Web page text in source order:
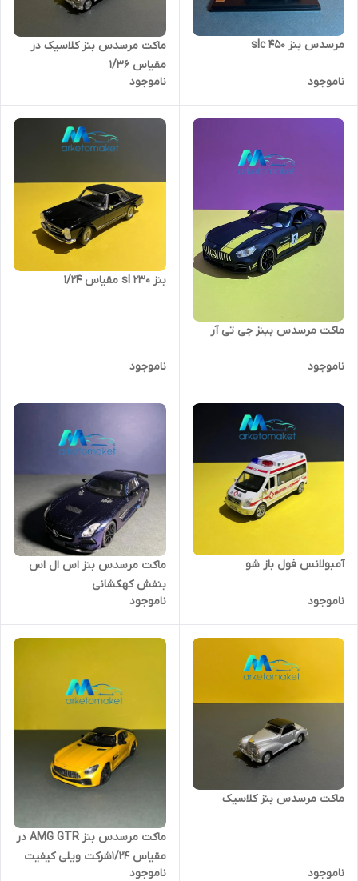
مرسدس بنز ۴۵۰ slc
ناموجود
ماکت مرسدس بنز کلاسیک در
مقیاس ۱/۳۶
ناموجود
ماکت مرسدس ببنز جی تی آر
ناموجود
بنز 230 sl مقیاس ۱/۲۴
ناموجود
آمبولانس فول باز شو
ناموجود
ماکت مرسدس بنز اس ال اس
بنفش کهکشانی
ناموجود
ماکت مرسدس بنز کلاسیک
ناموجود
ماکت مرسدس بنز AMG GTR در
مقیاس ۱/۲۴شرکت ویلی کیفیت
ناموجود